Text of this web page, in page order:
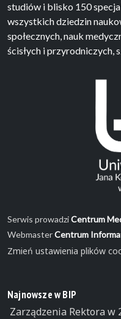
studiów i blisko 150
wszystkich dziedzin
społecznych, nauk
ścisłych i przyrodniczych,
Serwis prowadziCentrum
WebmasterCentrum
Zmień ustawienia plików
Najnowsze w BIP
Zarządzenia Rektora w